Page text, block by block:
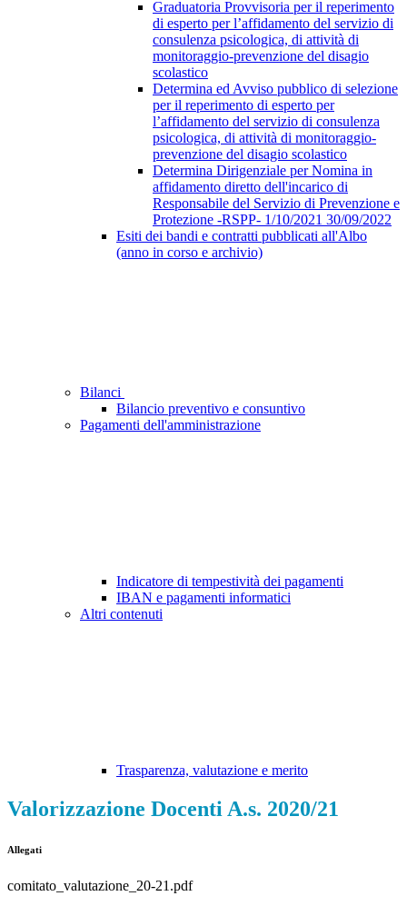
Graduatoria Provvisoria per il reperimento
di esperto per l’affidamento del servizio di
consulenza psicologica, di attività di
monitoraggio-prevenzione del disagio
scolastico
Determina ed Avviso pubblico di selezione
per il reperimento di esperto per
l’affidamento del servizio di consulenza
psicologica, di attività di monitoraggio-
prevenzione del disagio scolastico
Determina Dirigenziale per Nomina in
affidamento diretto dell'incarico di
Responsabile del Servizio di Prevenzione e
Protezione -RSPP- 1/10/2021 30/09/2022
Esiti dei bandi e contratti pubblicati all'Albo
(anno in corso e archivio)
Bilanci
Bilancio preventivo e consuntivo
Pagamenti dell'amministrazione
Indicatore di tempestività dei pagamenti
IBAN e pagamenti informatici
Altri contenuti
Trasparenza, valutazione e merito
Valorizzazione Docenti A.s. 2020/21
Allegati
comitato_valutazione_20-21.pdf